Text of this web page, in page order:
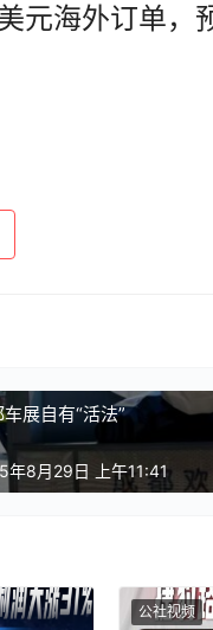
元海外订单，
展自有“活法”
年8月29日 上午11:41
公社视频